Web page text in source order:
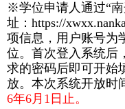
※学位申请人通过“
址： https://
项信息，用户账号为
位。首次登入系统后
求的密码后即可开始
放。本次系统开放时
6年6月 1 日止。